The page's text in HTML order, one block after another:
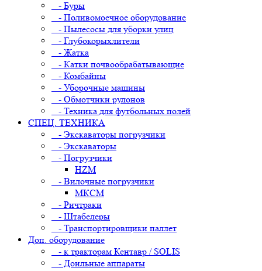
- Буры
- Поливомоечное оборудование
- Пылесосы для уборки улиц
- Глубокорыхлители
- Жатка
- Катки почвообрабатывающие
- Комбайны
- Уборочные машины
- Обмотчики рулонов
- Техника для футбольных полей
СПЕЦ. ТЕХНИКА
- Экскаваторы погрузчики
- Экскаваторы
- Погрузчики
HZM
- Вилочные погрузчики
МКСМ
- Ричтраки
- Штабелеры
- Транспортировщики паллет
Доп. оборудование
- к тракторам Кентавр / SOLIS
- Доильные аппараты